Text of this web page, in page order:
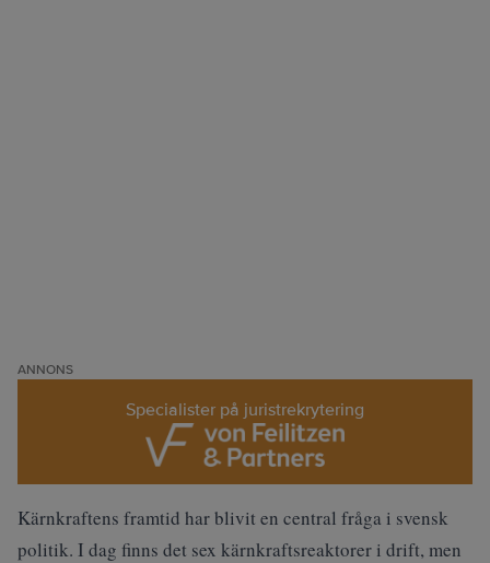
ANNONS
Specialister på juristrekrytering
Kärnkraftens framtid har blivit en central fråga i svensk
politik. I dag finns det sex kärnkraftsreaktorer i drift, men